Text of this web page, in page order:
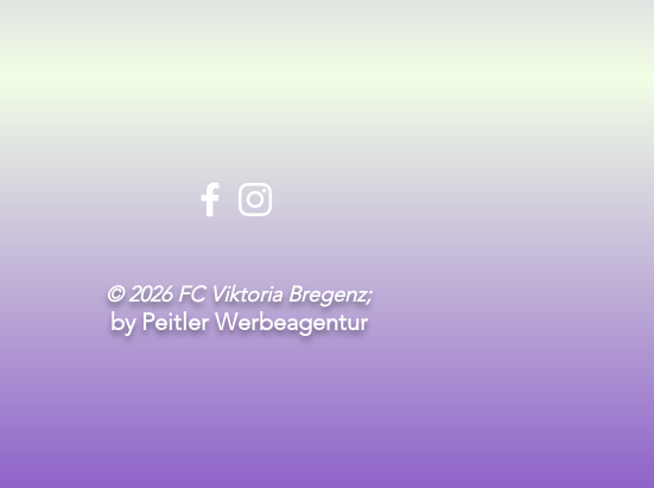
© 2026 FC Viktoria Bregenz;
by Peitler Werbeagentur